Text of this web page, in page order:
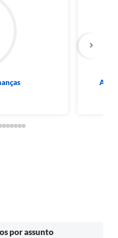
e Habitação
Bessa
por assunto